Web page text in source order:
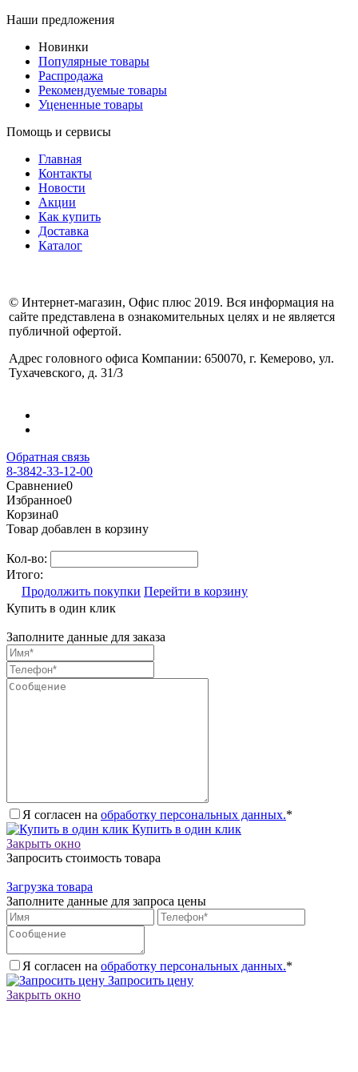
Наши предложения
Новинки
Популярные товары
Распродажа
Рекомендуемые товары
Уцененные товары
Помощь и сервисы
Главная
Контакты
Новости
Акции
Как купить
Доставка
Каталог
© Интернет-магазин, Офис плюс 2019. Вся информация на
сайте представлена в ознакомительных целях и не является
публичной офертой.
Адрес головного офиса Компании: 650070, г. Кемерово, ул.
Тухачевского, д. 31/3
Обратная связь
8-3842-33-12-00
Сравнение0
Избранное0
Корзина0
Товар добавлен в корзину
Кол-во:
Итого:
Продолжить покупки Перейти в корзину
Купить в один клик
Заполните данные для заказа
Я согласен на обработку персональных данных.*
Купить в один клик
Закрыть окно
Запросить стоимость товара
Загрузка товара
Заполните данные для запроса цены
Я согласен на обработку персональных данных.*
Запросить цену
Закрыть окно